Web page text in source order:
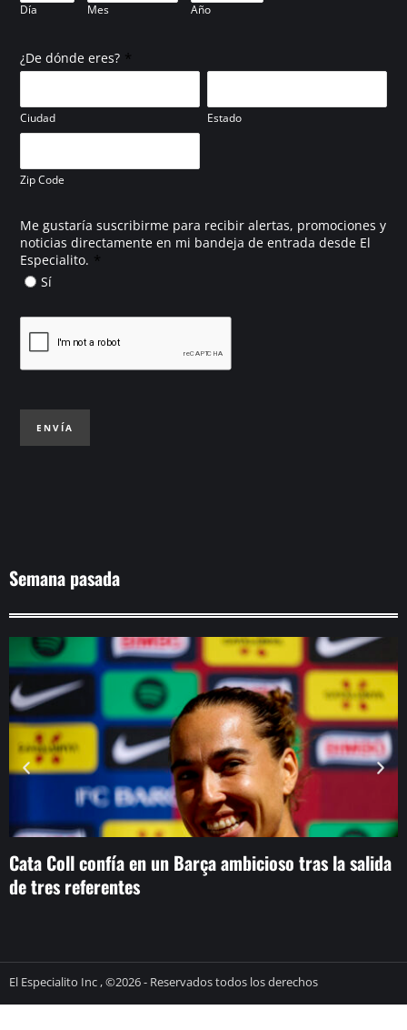
Día Mes Año
¿De dónde eres? *
Ciudad Estado
Zip Code
Me gustaría suscribirme para recibir alertas, promociones y
noticias directamente en mi bandeja de entrada desde El
Especialito. *
Sí
ENVÍA
Semana pasada
Cata Coll confía en un Barça ambicioso tras la salida
de tres referentes
El Especialito Inc , ©2026 - Reservados todos los derechos